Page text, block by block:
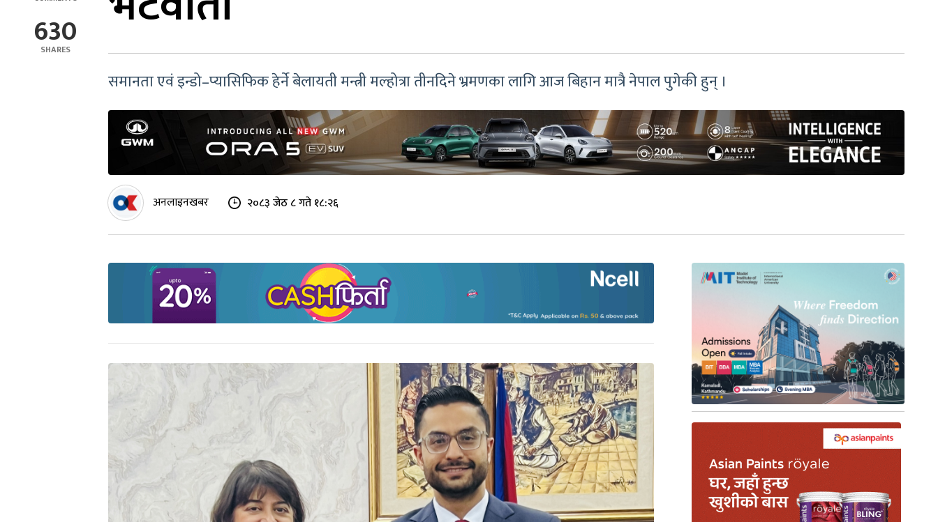
630
SHARES
समानता एवं इन्डो–प्यासिफिक हेर्ने बेलायती मन्त्री मल्होत्रा तीनदिने भ्रमणका लागि आज बिहान मात्रै नेपाल पुगेकी हुन् ।
अनलाइनखबर २०८३ जेठ ८ गते १८:२६